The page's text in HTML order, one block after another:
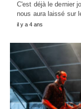
C'est déjà le dernier
nous aura laissé sur
il y a 4 ans